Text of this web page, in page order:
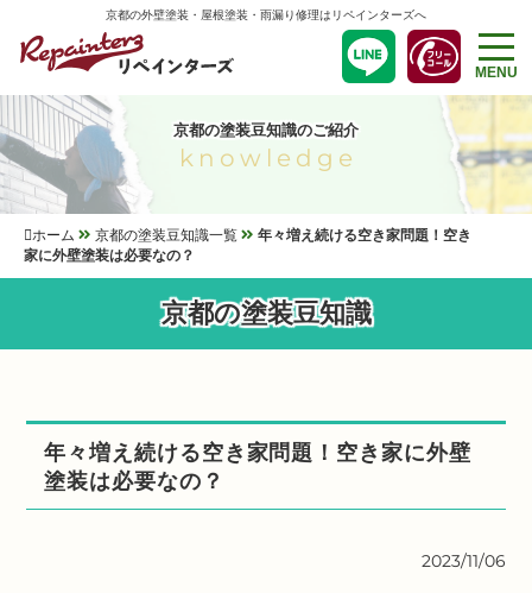
京都の外壁塗装・屋根塗装・雨漏り修理はリペインターズへ
MENU
京都の塗装豆知識のご紹介
knowledge
ホーム 京都の塗装豆知識一覧
年々増え続ける空き家問題！空き
家に外壁塗装は必要なの？
京都の塗装豆知識
年々増え続ける空き家問題！空き家に外壁
塗装は必要なの？
2023/11/06